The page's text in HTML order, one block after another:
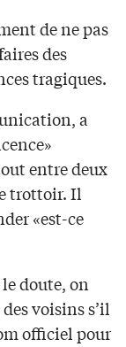
de ne pas
des
tragiques.
a
entre deux
trottoir. Il
«est-ce
doute, on
voisins s’il
officiel pour